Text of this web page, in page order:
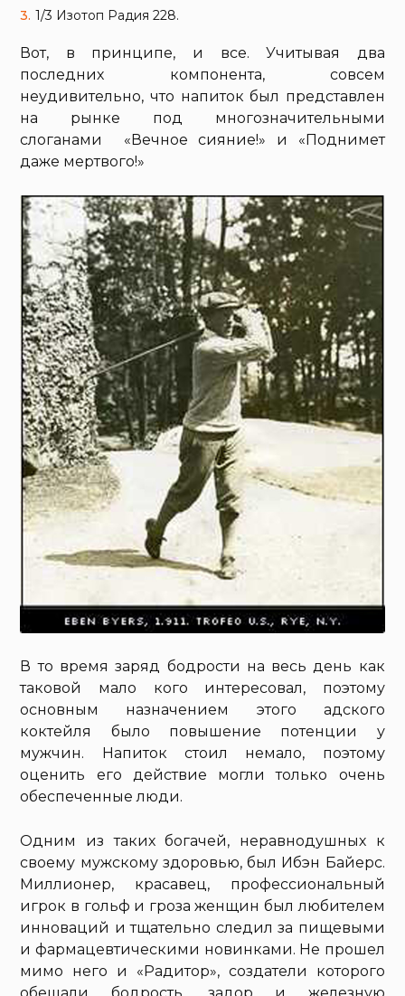
1/3 Изотоп Радия 228.
Вот, в принципе, и все. Учитывая два
последних компонента, совсем
неудивительно, что напиток был представлен
на рынке под многозначительными
слоганами «Вечное сияние!» и «Поднимет
даже мертвого!»
В то время заряд бодрости на весь день как
таковой мало кого интересовал, поэтому
основным назначением этого адского
коктейля было повышение потенции у
мужчин. Напиток стоил немало, поэтому
оценить его действие могли только очень
обеспеченные люди.
Одним из таких богачей, неравнодушных к
своему мужскому здоровью, был Ибэн Байерс.
Миллионер, красавец, профессиональный
игрок в гольф и гроза женщин был любителем
инноваций и тщательно следил за пищевыми
и фармацевтическими новинками. Не прошел
мимо него и «Радитор», создатели которого